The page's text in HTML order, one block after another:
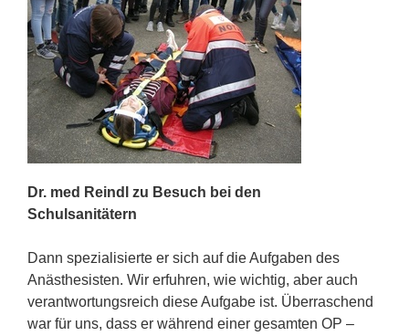
Dr. med Reindl zu Besuch bei den
Schulsanitätern
Dann spezialisierte er sich auf die Aufgaben des
Anästhesisten. Wir erfuhren, wie wichtig, aber auch
verantwortungsreich diese Aufgabe ist. Überraschend
war für uns, dass er während einer gesamten OP –